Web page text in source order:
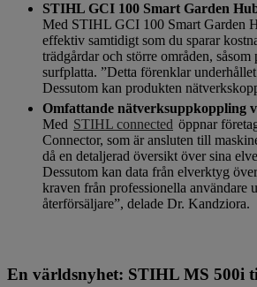
STIHL GCI 100 Smart Garden
Med STIHL GCI 100 Smart Garden
effektiv samtidigt som du sparar
trädgårdar och större områden,
surfplatta. ”Detta förenklar
Dessutom kan produkten
Omfattande nätverksuppkoppling
Med STIHL connected öppnar
Connector, som är ansluten till
då en detaljerad översikt över sina
Dessutom kan data från elverktyg
kraven från professionella
återförsäljare”, delade Dr. Kandziora.
En världsnyhet: STIHL MS 500i